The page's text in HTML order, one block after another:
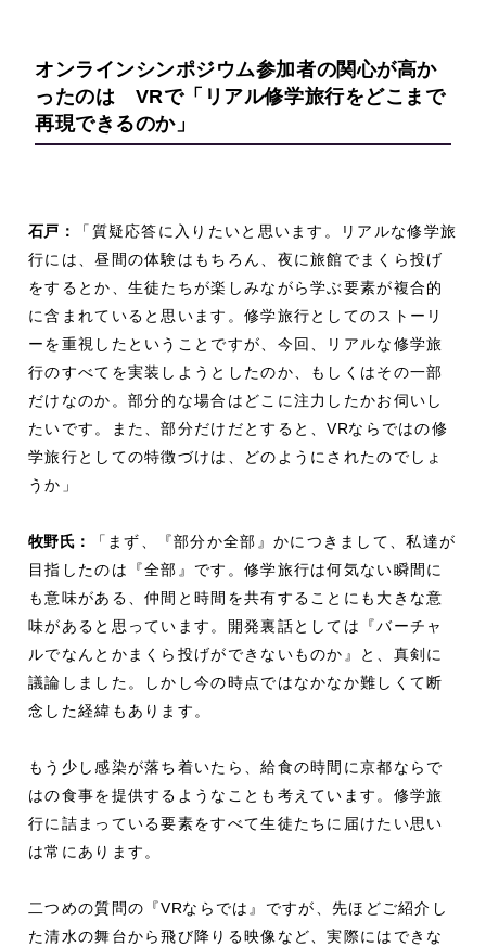
オンラインシンポジウム参加者の関心が高か
ったのは VRで「リアル修学旅行をどこまで
再現できるのか」
石戸：
「質疑応答に入りたいと思います。リアルな修学旅
行には、昼間の体験はもちろん、夜に旅館でまくら投げ
をするとか、生徒たちが楽しみながら学ぶ要素が複合的
に含まれていると思います。修学旅行としてのストーリ
ーを重視したということですが、今回、リアルな修学旅
行のすべてを実装しようとしたのか、もしくはその一部
だけなのか。部分的な場合はどこに注力したかお伺いし
たいです。また、部分だけだとすると、VRならではの修
学旅行としての特徴づけは、どのようにされたのでしょ
うか」
牧野氏：
「まず、『部分か全部』かにつきまして、私達が
目指したのは『全部』です。修学旅行は何気ない瞬間に
も意味がある、仲間と時間を共有することにも大きな意
味があると思っています。開発裏話としては『バーチャ
ルでなんとかまくら投げができないものか』と、真剣に
議論しました。しかし今の時点ではなかなか難しくて断
念した経緯もあります。
もう少し感染が落ち着いたら、給食の時間に京都ならで
はの食事を提供するようなことも考えています。修学旅
行に詰まっている要素をすべて生徒たちに届けたい思い
は常にあります。
二つめの質問の『VRならでは』ですが、先ほどご紹介し
た清水の舞台から飛び降りる映像など、実際にはできな